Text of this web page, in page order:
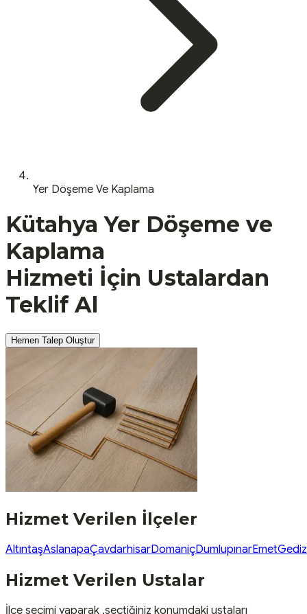
Yer Döşeme Ve Kaplama
Kütahya Yer Döşeme ve
Kaplama
Hizmeti İçin Ustalardan
Teklif Al
Hemen Talep Oluştur
Hizmet Verilen İlçeler
AltıntaşAslanapaÇavdarhisarDomaniçDumlupınarEmetGediz
Hizmet Verilen Ustalar
İlçe seçimi yaparak ,seçtiğiniz konumdaki ustaları